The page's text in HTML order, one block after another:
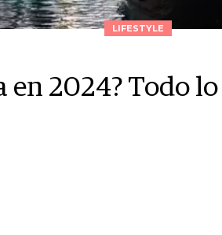
LIFESTYLE
en 2024? Todo